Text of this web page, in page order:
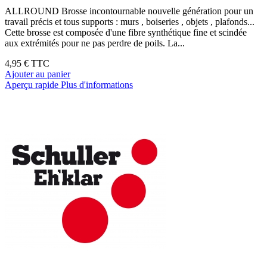
ALLROUND Brosse incontournable nouvelle génération pour un
travail précis et tous supports : murs , boiseries , objets , plafonds...
Cette brosse est composée d'une fibre synthétique fine et scindée
aux extrémités pour ne pas perdre de poils. La...
4,95 € TTC
Ajouter au panier
Aperçu rapide Plus d'informations